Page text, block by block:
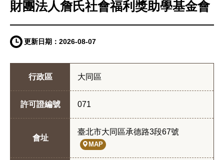
財團法人詹氏社會福利獎助學基金會
更新日期： 2026-08-07
行政區 大同區
許可證編號 071
會址
臺北市大同區承德路3段67號
MAP